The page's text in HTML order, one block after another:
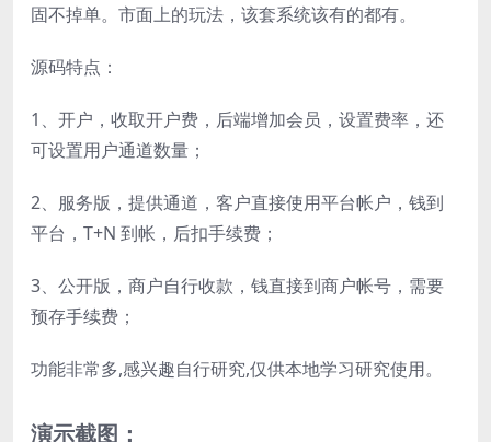
固不掉单。市面上的玩法，该套系统该有的都有。
源码特点：
1、开户，收取开户费，后端增加会员，设置费率，还
可设置用户通道数量；
2、服务版，提供通道，客户直接使用平台帐户，钱到
平台，T+N 到帐，后扣手续费；
3、公开版，商户自行收款，钱直接到商户帐号，需要
预存手续费；
功能非常多,感兴趣自行研究,仅供本地学习研究使用。
演示截图：